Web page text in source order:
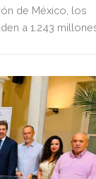
de México, los
a 1.243